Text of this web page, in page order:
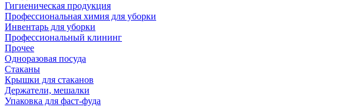
Гигиеническая продукция
Профессиональная химия для уборки
Инвентарь для уборки
Профессиональный клининг
Прочее
Одноразовая посуда
Стаканы
Крышки для стаканов
Держатели, мешалки
Упаковка для фаст-фуда